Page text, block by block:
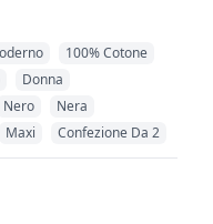
100% Cotone
Donna
Nero
Nera
Maxi Confezione Da 2